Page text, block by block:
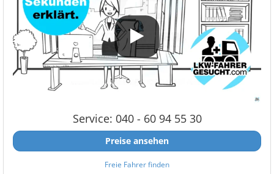
Service: 040 - 60 94 55 30
Preise ansehen
Freie Fahrer finden